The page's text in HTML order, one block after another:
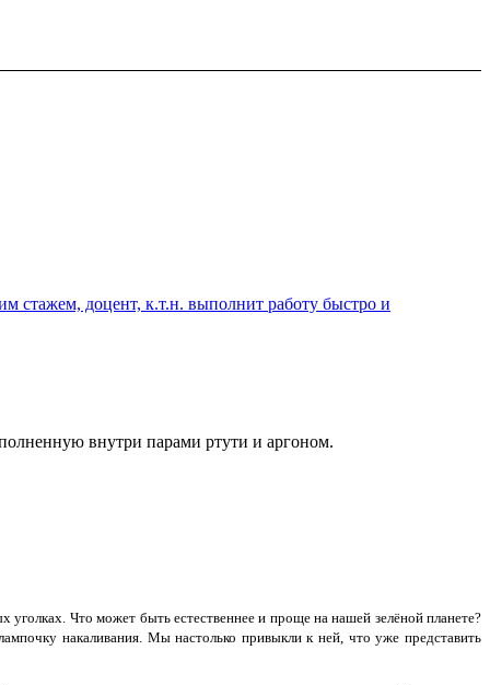
стажем, доцент, к.т.н. выполнит работу быстро и
внутри парами ртути и аргоном.
Что может быть естественнее и проще на нашей зелёной планете?
накаливания. Мы настолько привыкли к ней, что уже представить